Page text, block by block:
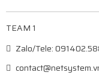
TEAM 1
Zalo/Tele: